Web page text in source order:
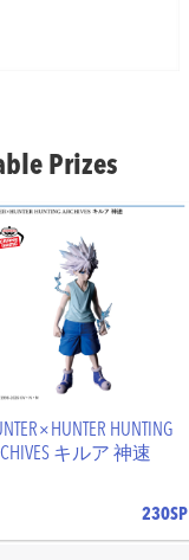
Prizes
HUNTING
キルア 神速
230SP